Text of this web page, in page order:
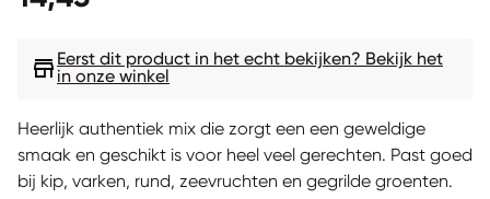
store Eerst dit product in het echt bekijken? Bekijk het
in onze winkel
Heerlijk authentiek mix die zorgt een een geweldige
smaak en geschikt is voor heel veel gerechten. Past goed
bij kip, varken, rund, zeevruchten en gegrilde groenten.